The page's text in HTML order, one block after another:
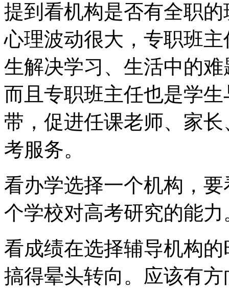
提到看机构是否有全职
心理波动很大，专职班
生解决学习、生活中的
而且专职班主任也是学
带，促进任课老师、家
考服务。
看办学选择一个机构，
个学校对高考研究的能力
看成绩在选择辅导机构
搞得晕头转向。应该有